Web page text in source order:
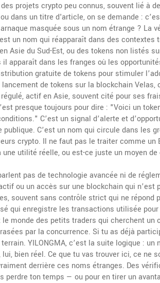
projets crypto peu connus, souvent lié à
dans un titre d'article, on se demande :
masquée sous un nom étrange ? La
un nom qui réapparaît dans des
Asie du Sud-Est, ou des tokens non listés
apparaît dans les franges où les
gratuite de tokens pour stimuler
de tokens sur la blockchain
actif en Asie, souvent cité pour ses
presque toujours pour dire : "Voici un
C’est un signal d’alerte et
C’est un nom qui circule dans les
crypto. Il ne faut pas le traiter comme un
utilité réelle, ou est-ce juste un moyen
pas de technologie avancée ni de
ou un accès sur une blockchainqui n’est
souvent sans contrôle strictqui ne répond
qui enregistre les transactions utilisée pour
le monde des petits traders qui cherchent
par la concurrence. Si tu as déjà
YILONGMA, c’est la suite logique : un
bien réel. Ce que tu vas trouver ici, ce ne
derrière ces noms étranges. Des
perdre ton temps — ou pour en tirer un